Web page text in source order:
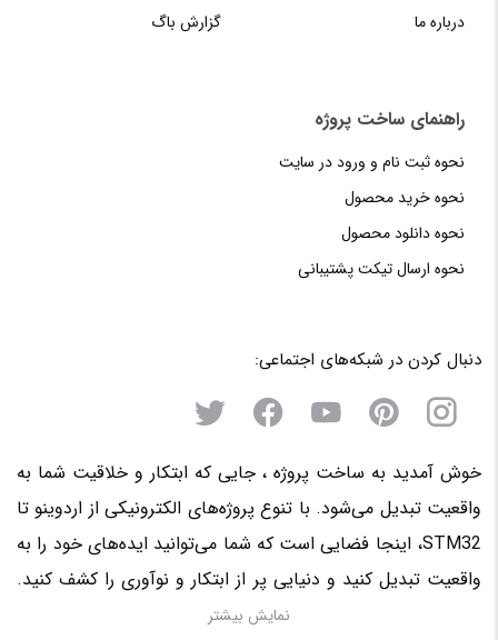
درباره ما
گزارش باگ
راهنمای‌‌ ساخت‌ پروژه
نحوه‌ ثبت‌ نام و ورود در سایت
نحوه خرید محصول
نحوه دانلود محصول
نحوه‌ ارسال‌ تیکت‌ پشتیبانی
دنبال کردن در شبکه‌های اجتماعی:
خوش آمدید به ساخت پروژه ، جایی که ابتکار و خلاقیت شما به
واقعیت تبدیل می‌شود. با تنوع پروژه‌های الکترونیکی از اردوینو تا
STM32، اینجا فضایی است که شما می‌توانید ایده‌های خود را به
واقعیت تبدیل کنید و دنیایی پر از ابتکار و نوآوری را کشف کنید.
منتظر حضور فعال شما در این سرزمین الکترونیکی هستیم!
نمایش بیشتر